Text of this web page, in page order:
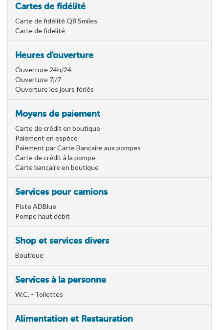
Cartes de fidélité
Carte de fidélité Q8 Smiles
Carte de fidelité
Heures d'ouverture
Ouverture 24h/24
Ouverture 7j/7
Ouverture les jours fériés
Moyens de paiement
Carte de crédit en boutique
Paiement en espèce
Paiement par Carte Bancaire aux pompes
Carte de crédit à la pompe
Carte bancaire en boutique
Services pour camions
Piste ADBlue
Pompe haut débit
Shop et services divers
Boutique
Services à la personne
W.C. - Toilettes
Alimentation et Restauration